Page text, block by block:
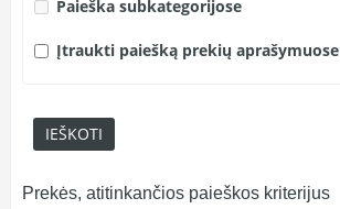
Paieška subkategorijose
Įtraukti paiešką prekių aprašymuose
Prekės, atitinkančios paieškos kriterijus